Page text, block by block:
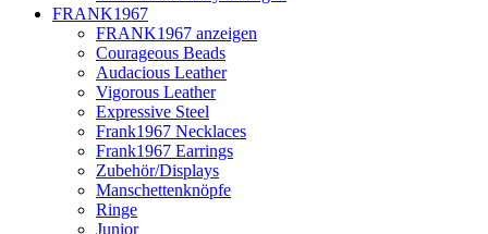
FRANK1967
FRANK1967 anzeigen
Courageous Beads
Audacious Leather
Vigorous Leather
Expressive Steel
Frank1967 Necklaces
Frank1967 Earrings
Zubehör/Displays
Manschettenknöpfe
Ringe
Junior